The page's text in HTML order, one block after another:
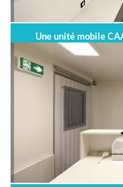
Une unité mobile